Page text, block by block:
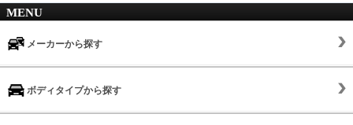
MENU
メーカーから探す
ボディタイプから探す